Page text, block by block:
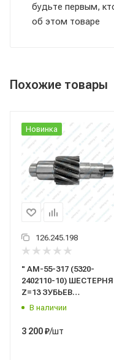
будьте первым,
об этом товаре
Похожие товары
Новинка
126.245.198
" AM-55-317 (5320-
2402110-10) ШЕСТЕРНЯ
Z=13 ЗУБЬЕВ
"Автомагнат"
В наличии
3 200₽/шт